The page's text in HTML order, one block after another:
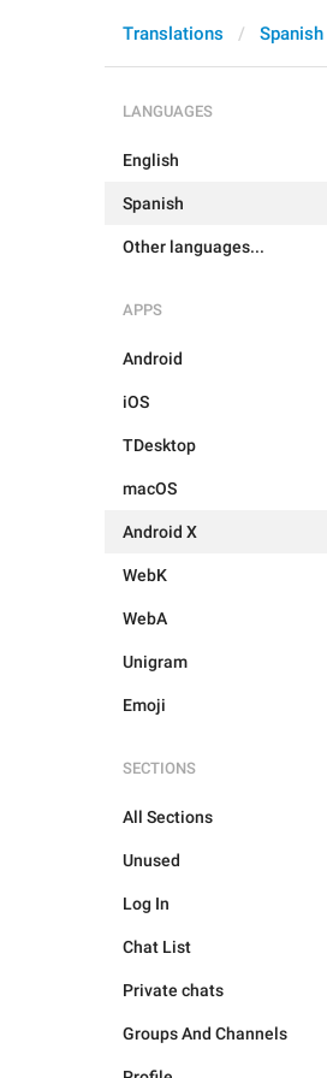
Translations Spanish
LANGUAGES
English
Spanish
Other languages...
APPS
Android
iOS
TDesktop
macOS
Android X
WebK
WebA
Unigram
Emoji
SECTIONS
All Sections
Unused
Log In
Chat List
Private chats
Groups And Channels